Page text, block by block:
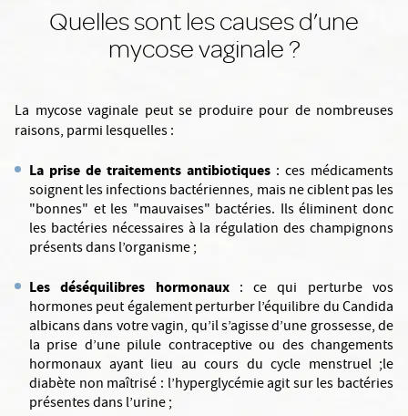
Quelles sont les causes d’une
mycose vaginale ?
La mycose vaginale peut se produire pour de nombreuses
raisons, parmi lesquelles :
La prise de traitements antibiotiques : ces médicaments
soignent les infections bactériennes, mais ne ciblent pas les
"bonnes" et les "mauvaises" bactéries. Ils éliminent donc
les bactéries nécessaires à la régulation des champignons
présents dans l’organisme ;
Les déséquilibres hormonaux: ce qui perturbe vos
hormones peut également perturber l’équilibre du Candida
albicans dans votre vagin, qu’il s’agisse d’une grossesse, de
la prise d’une pilule contraceptive ou des changements
hormonaux ayant lieu au cours du cycle menstruel ;le
diabète non maîtrisé : l’hyperglycémie agit sur les bactéries
présentes dans l’urine ;